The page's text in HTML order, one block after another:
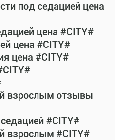
под седацией цена
цена #CITY#
цена #CITY#
цена #CITY#
взрослым отзывы
#CITY#
взрослым #CITY#